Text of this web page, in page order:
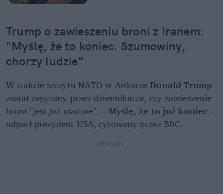
Trump o zawieszeniu broni z Iranem:
"Myślę, że to koniec. Szumowiny,
chorzy ludzie"
W trakcie szczytu NATO w Ankarze
został zapytany przez dziennikarza, czy zawieszenie
broni "jest już martwe". – Myślę, że to już koniec –
odparł prezydent USA, cytowany przez BBC.
REKLAMA